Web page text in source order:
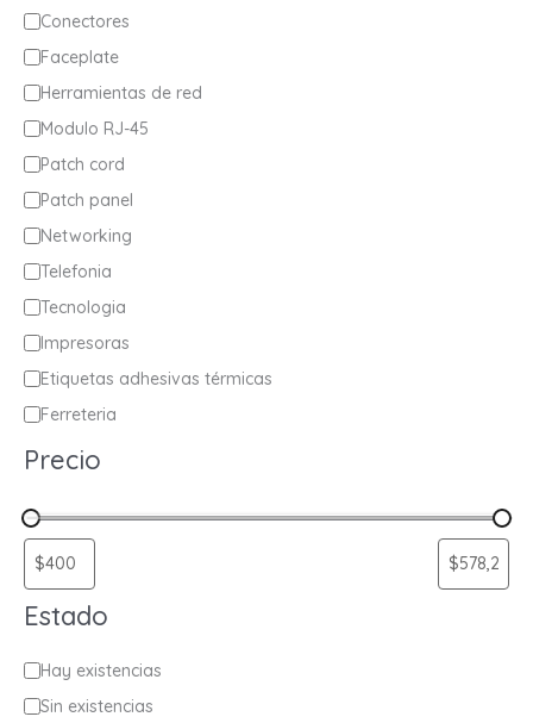
e
g
o
a
Conectores
Faceplate
Herramientas de red
Modulo RJ-45
Patch cord
Patch panel
Networking
Telefonia
Tecnologia
Impresoras
Etiquetas adhesivas térmicas
Ferreteria
Precio
Estado
E
s
Hay existencias
Sin existencias